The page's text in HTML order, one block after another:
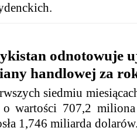
odnotowuje
handlowej za
siedmiu
o wartości 707,2
1,746 miliarda